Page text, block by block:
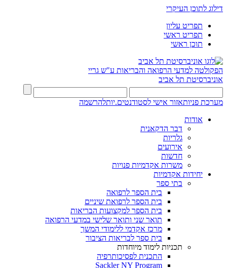
דילוג לתוכן העיקרי
תפריט עליון
תפריט ראשי
תוכן ראשי
הפקולטה למדעי הרפואה והבריאות ע"ש גריי
אוניברסיטת תל אביב
מערכת פניותאזור אישי לסטודנטים.יותלהרשמה
אודות
דבר הדקאנית
גלריות
אירועים
חדשות
משרות אקדמיות פנויות
יחידות אקדמיות
בתי ספר
בית הספר לרפואה
בית הספר לרפואת שיניים
בית הספר למקצועות הבריאות
תואר שני ותואר שלישי במדעי הרפואה
מרכז אקדמי ללימודי המשך
בית ספר לבריאות הציבור
תכניות לימוד מיוחדות
התכנית לפסיכותרפיה
Sackler NY Program